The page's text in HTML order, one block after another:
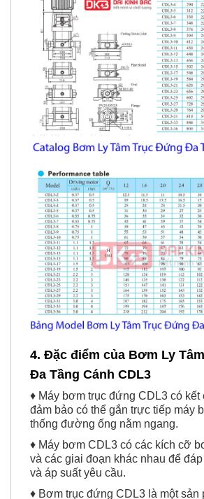
4. Đặc điểm của Bơm Ly
Đa Tầng Cánh CDL3
♦ Máy bơm trục đứng CDL3 có kết
đảm bảo có thể gắn trực tiếp máy
thống đường ống nằm ngang.
♦ Máy bơm CDL3 có các kích cỡ
và các giai đoạn khác nhau để
và áp suất yêu cầu.
♦ Bơm trục đứng CDL3 là một sản